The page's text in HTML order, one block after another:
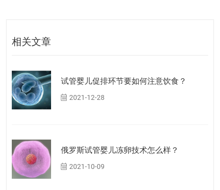
相关文章
试管婴儿促排环节要如何注意饮食？
2021-12-28
俄罗斯试管婴儿冻卵技术怎么样？
2021-10-09